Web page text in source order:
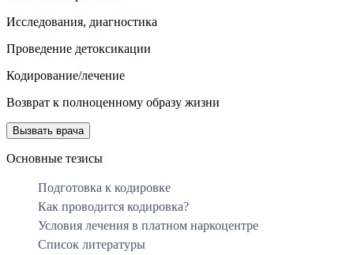
Исследования, диагностика
Проведение детоксикации
Кодирование/лечение
Возврат к полноценному образу жизни
Вызвать врача
Основные тезисы
Подготовка к кодировке
Как проводится кодировка?
Условия лечения в платном наркоцентре
Список литературы